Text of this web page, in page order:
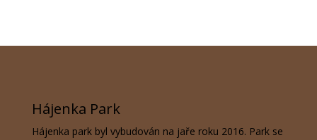
Hájenka Park
Hájenka park byl vybudován na jaře roku 2016. Park se